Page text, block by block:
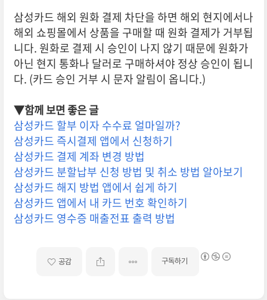
삼성카드 해외 원화 결제 차단을 하면 해외 현지에서나
해외 쇼핑몰에서 상품을 구매할 때 원화 결제가 거부됩
니다. 원화로 결제 시 승인이 나지 않기 때문에 원화가
아닌 현지 통화나 달러로 구매하셔야 정상 승인이 됩니
다. (카드 승인 거부 시 문자 알림이 옵니다.)
▼함께 보면 좋은 글
삼성카드 할부 이자 수수료 얼마일까?
삼성카드 즉시결제 앱에서 신청하기
삼성카드 결제 계좌 변경 방법
삼성카드 분할납부 신청 방법 및 취소 방법 알아보기
삼성카드 해지 방법 앱에서 쉽게 하기
삼성카드 앱에서 내 카드 번호 확인하기
삼성카드 영수증 매출전표 출력 방법
공감 구독하기